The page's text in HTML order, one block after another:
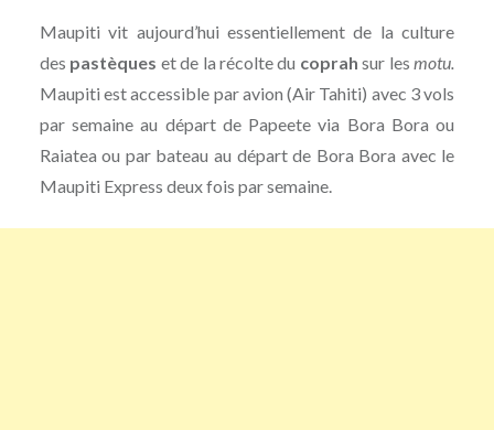
Maupiti vit aujourd’hui essentiellement de la culture
des pastèques et de la récolte du coprah sur lesmotu.
Maupiti est accessible par avion (Air Tahiti) avec 3 vols
par semaine au départ de Papeete via Bora Bora ou
Raiatea ou par bateau au départ de Bora Bora avec le
Maupiti Express deux fois par semaine.